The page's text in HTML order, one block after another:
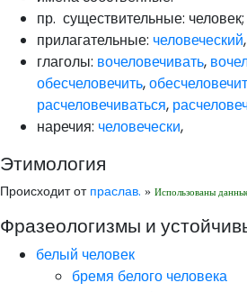
пр.существительные: человек;
прилагательные: человеческий,
глаголы: вочеловечивать,
обесчеловечить,
расчеловечиваться,
наречия: человечески,
Этимология
Происходит от праслав. »Использованы данные
Фразеологизмы и
белый человек
бремя белого человека